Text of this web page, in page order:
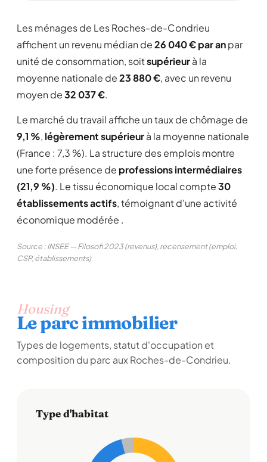
Les ménages de Les Roches-de-Condrieu
affichent un revenu médian de26 040 € par anpar
unité de consommation, soitsupérieurà la
moyenne nationale de23 880 €, avec un revenu
moyen de32 037 €.
Le marché du travail affiche un taux de chômage de
9,1 %, légèrement supérieurà la moyenne nationale
(France : 7,3 %). La structure des emplois montre
une forte présence de professions intermédiaires
(21,9 %). Le tissu économique local compte30
établissements actifs, témoignant d'une activité
économique modérée .
Source : INSEE — Filosofi 2023 (revenus), recensement (emploi,
CSP, établissements)
Housing
Le parc immobilier
Types de logements, statut d'occupation et
composition du parc aux Roches-de-Condrieu.
Type d'habitat